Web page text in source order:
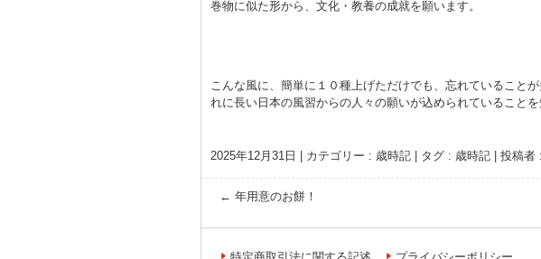
巻物に似た形から、文化・教養の成就を願います。
こんな風に、簡単に１０種上げただけでも、忘れていること
れに長い日本の風習からの人々の願いが込められていることを
2025年12月31日 カテゴリー : 歳時記 タグ : 歳時記 投稿者
← 年用意のお餅！